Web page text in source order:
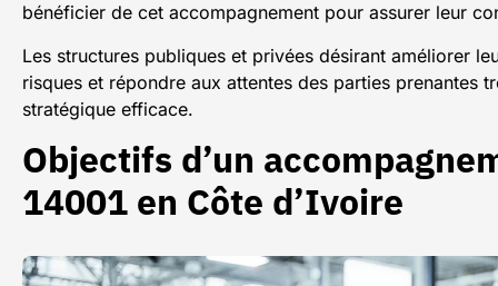
bénéficier de cet accompagnement pour assurer leur
Les structures publiques et privées désirant améliorer
risques et répondre aux attentes des parties prenantes
stratégique efficace.
Objectifs d’un
14001 en Côte d’Ivoire